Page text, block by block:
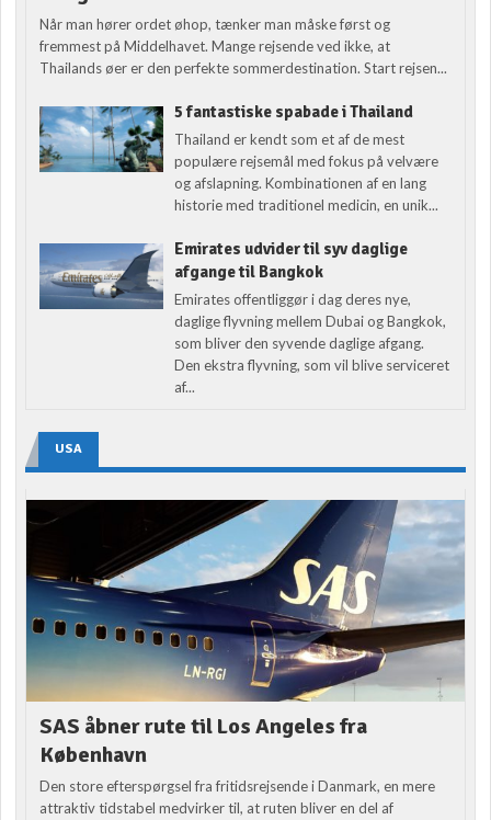
Når man hører ordet øhop, tænker man måske først og
fremmest på Middelhavet. Mange rejsende ved ikke, at
Thailands øer er den perfekte sommerdestination. Start rejsen...
5 fantastiske spabade i Thailand
Thailand er kendt som et af de mest
populære rejsemål med fokus på velvære
og afslapning. Kombinationen af en lang
historie med traditionel medicin, en unik...
Emirates udvider til syv daglige
afgange til Bangkok
Emirates offentliggør i dag deres nye,
daglige flyvning mellem Dubai og Bangkok,
som bliver den syvende daglige afgang.
Den ekstra flyvning, som vil blive serviceret
af...
USA
SAS åbner rute til Los Angeles fra
København
Den store efterspørgsel fra fritidsrejsende i Danmark, en mere
attraktiv tidstabel medvirker til, at ruten bliver en del af